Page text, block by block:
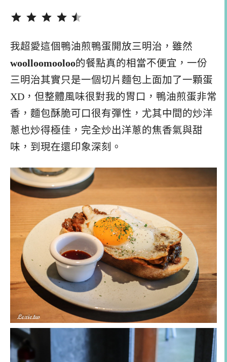
我超愛這個鴨油煎鴨蛋開放三明治，雖然
woolloomooloo的餐點真的相當不便宜，一份
三明治其實只是一個切片麵包上面加了一顆蛋
XD，但整體風味很對我的胃口，鴨油煎蛋非常
香，麵包酥脆可口很有彈性，尤其中間的炒洋
蔥也炒得極佳，完全炒出洋蔥的焦香氣與甜
味，到現在還印象深刻。